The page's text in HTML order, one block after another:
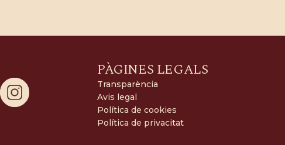
PÀGINES LEGALS
Transparència
Avis legal
Política de cookies
Política de privacitat